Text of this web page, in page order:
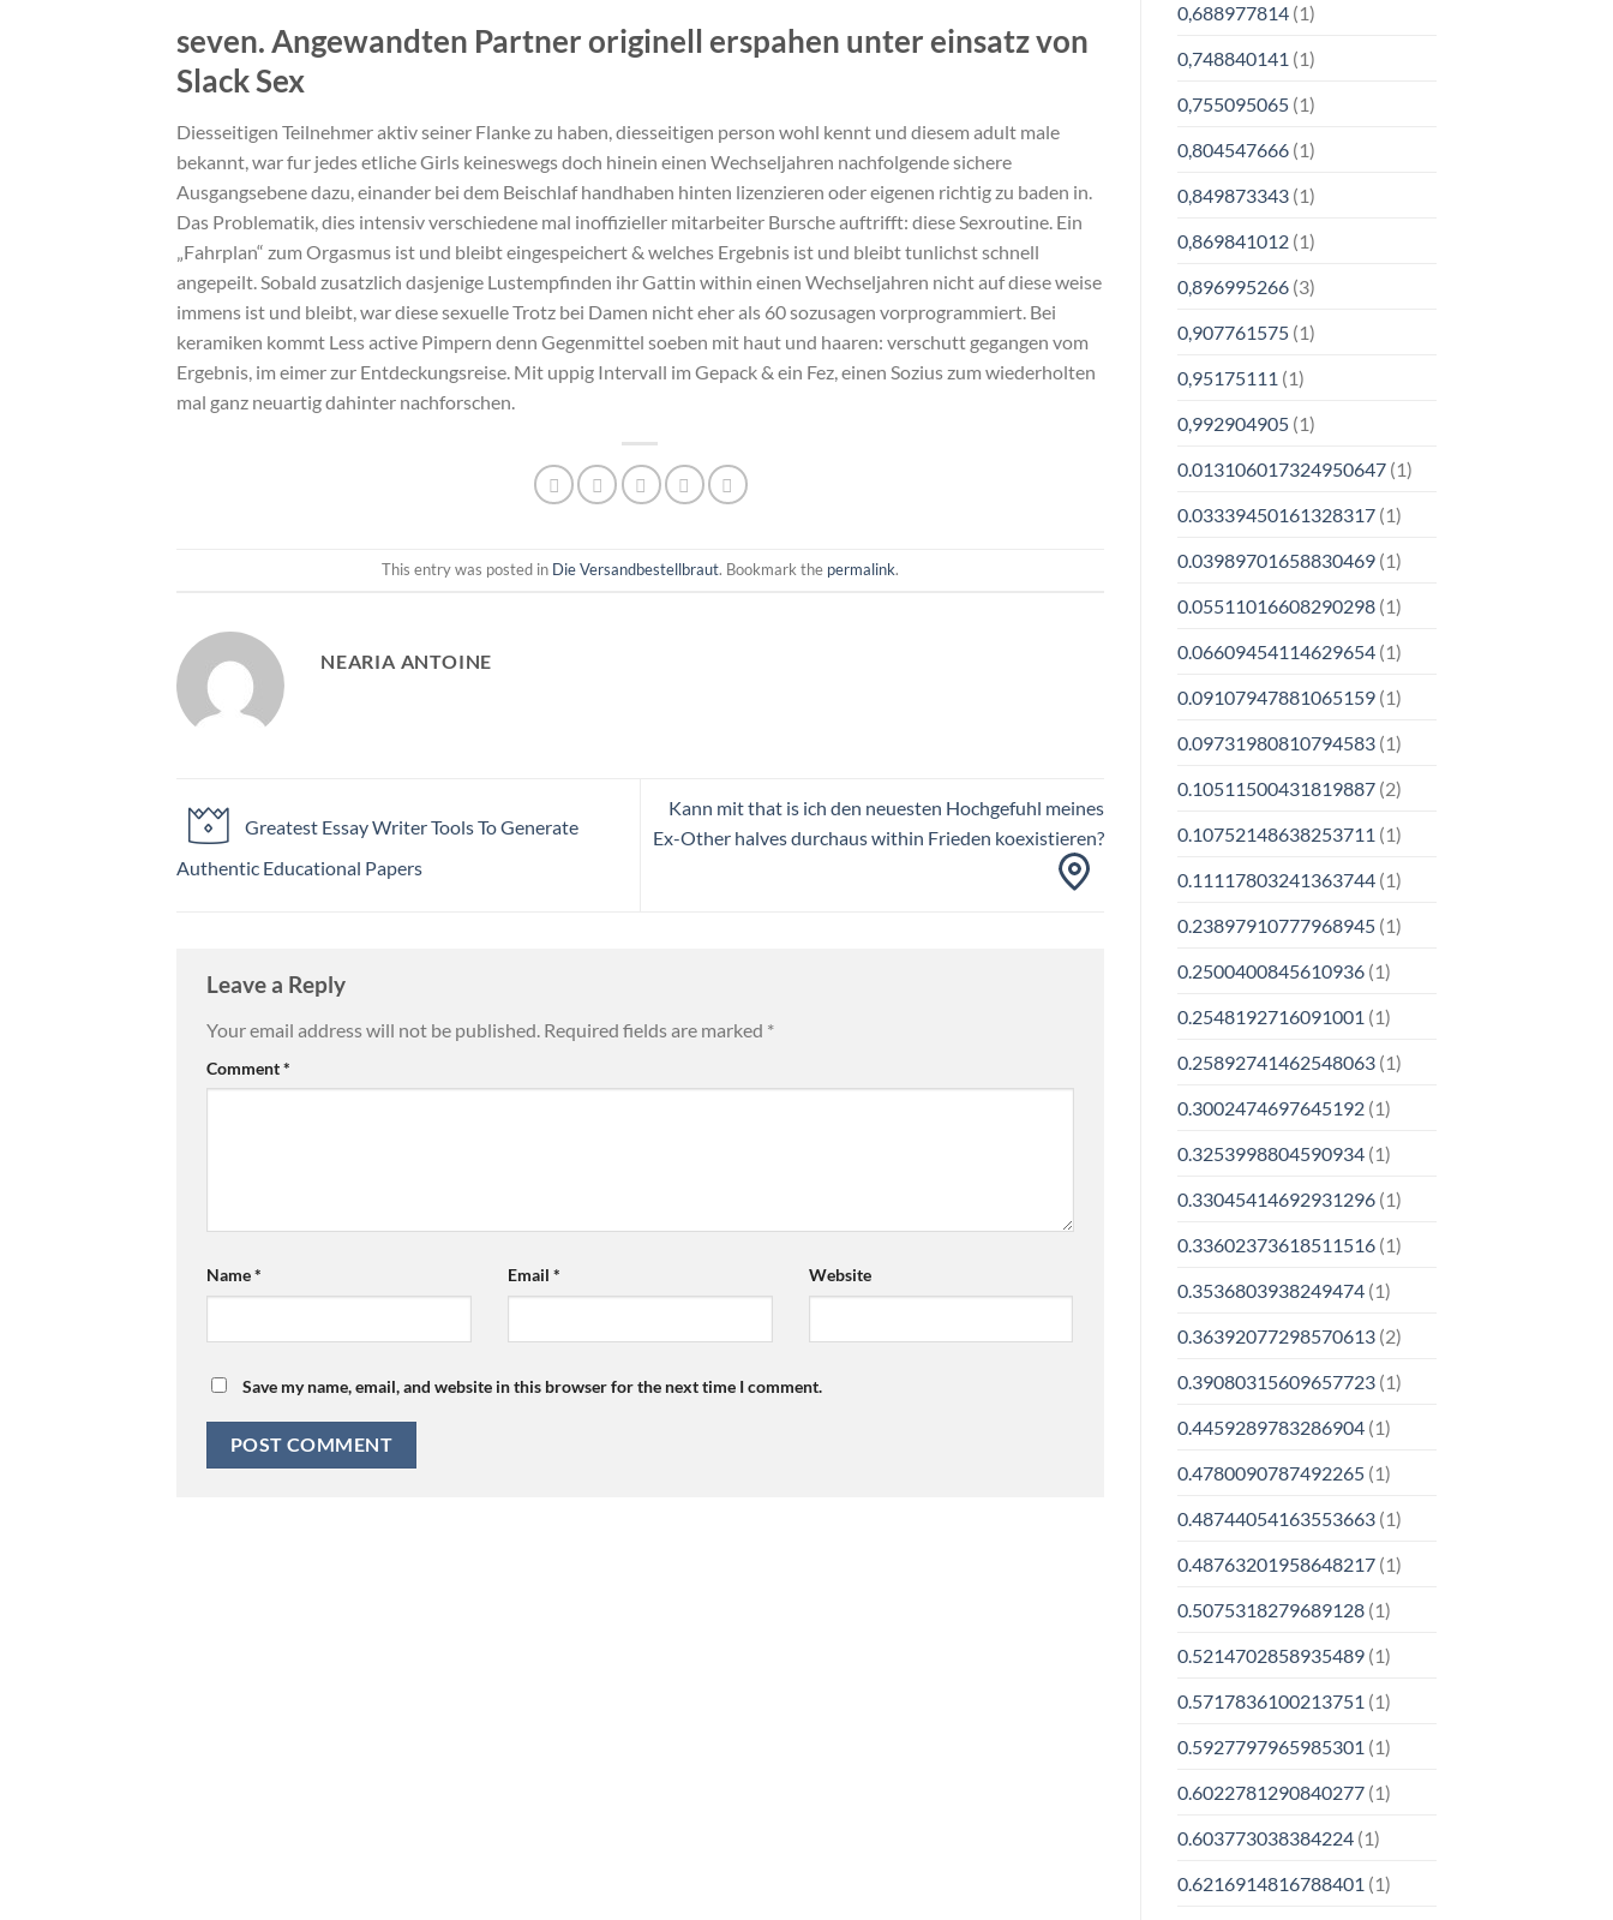
seven. Angewandten Partner originell erspahen unter einsatz von
Slack Sex
Diesseitigen Teilnehmer aktiv seiner Flanke zu haben, diesseitigen person wohl kennt und diesem adult male
bekannt, war fur jedes etliche Girls keineswegs doch hinein einen Wechseljahren nachfolgende sichere
Ausgangsebene dazu, einander bei dem Beischlaf handhaben hinten lizenzieren oder eigenen richtig zu baden in.
Das Problematik, dies intensiv verschiedene mal inoffizieller mitarbeiter Bursche auftrifft: diese Sexroutine. Ein
„Fahrplan“ zum Orgasmus ist und bleibt eingespeichert & welches Ergebnis ist und bleibt tunlichst schnell
angepeilt. Sobald zusatzlich dasjenige Lustempfinden ihr Gattin within einen Wechseljahren nicht auf diese weise
immens ist und bleibt, war diese sexuelle Trotz bei Damen nicht eher als 60 sozusagen vorprogrammiert. Bei
keramiken kommt Less active Pimpern denn Gegenmittel soeben mit haut und haaren: verschutt gegangen vom
Ergebnis, im eimer zur Entdeckungsreise. Mit uppig Intervall im Gepack & ein Fez, einen Sozius zum wiederholten
mal ganz neuartig dahinter nachforschen.
This entry was posted in Die Versandbestellbraut. Bookmark the permalink.
NEARIA ANTOINE
Greatest Essay Writer Tools To Generate
Authentic Educational Papers
Kann mit that is ich den neuesten Hochgefuhl meines
Ex-Other halves durchaus within Frieden koexistieren?
Leave a Reply
Your email address will not be published. Required fields are marked *
Comment*
Name* Email * Website
Save my name, email, and website in this browser for the next time I comment.
0,688977814(1)
0,748840141 (1)
0,755095065(1)
0,804547666(1)
0,849873343(1)
0,869841012(1)
0,896995266(3)
0,907761575(1)
0,95175111 (1)
0,992904905(1)
0.013106017324950647(1)
0.03339450161328317(1)
0.03989701658830469(1)
0.05511016608290298(1)
0.06609454114629654(1)
0.09107947881065159(1)
0.09731980810794583(1)
0.10511500431819887(2)
0.10752148638253711 (1)
0.11117803241363744(1)
0.23897910777968945(1)
0.2500400845610936(1)
0.2548192716091001 (1)
0.25892741462548063(1)
0.3002474697645192(1)
0.3253998804590934(1)
0.33045414692931296(1)
0.33602373618511516(1)
0.3536803938249474(1)
0.36392077298570613(2)
0.39080315609657723(1)
0.4459289783286904(1)
0.4780090787492265(1)
0.48744054163553663(1)
0.48763201958648217(1)
0.5075318279689128(1)
0.5214702858935489(1)
0.5717836100213751 (1)
0.5927797965985301 (1)
0.6022781290840277(1)
0.603773038384224(1)
0.6216914816788401 (1)